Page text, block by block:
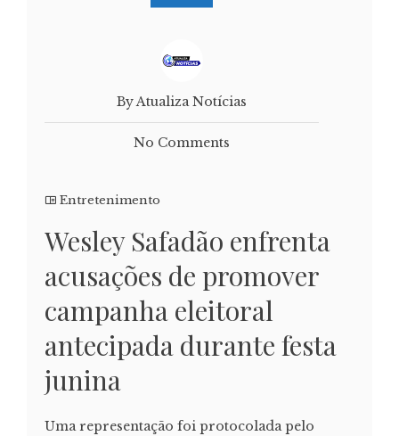
By Atualiza Notícias
No Comments
Entretenimento
Wesley Safadão enfrenta
acusações de promover
campanha eleitoral
antecipada durante festa
junina
Uma representação foi protocolada pelo